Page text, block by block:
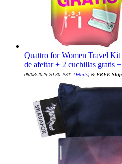
Quattro for Women Travel
de afeitar + 2 cuchillas gratis
08/08/2025 20:30 PST- Details) & FREE